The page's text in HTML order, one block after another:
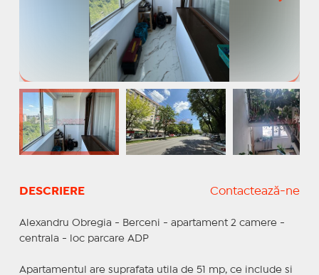
DESCRIERE Contactează-ne
Alexandru Obregia - Berceni - apartament 2 camere -
centrala - loc parcare ADP
Apartamentul are suprafata utila de 51 mp, ce include si